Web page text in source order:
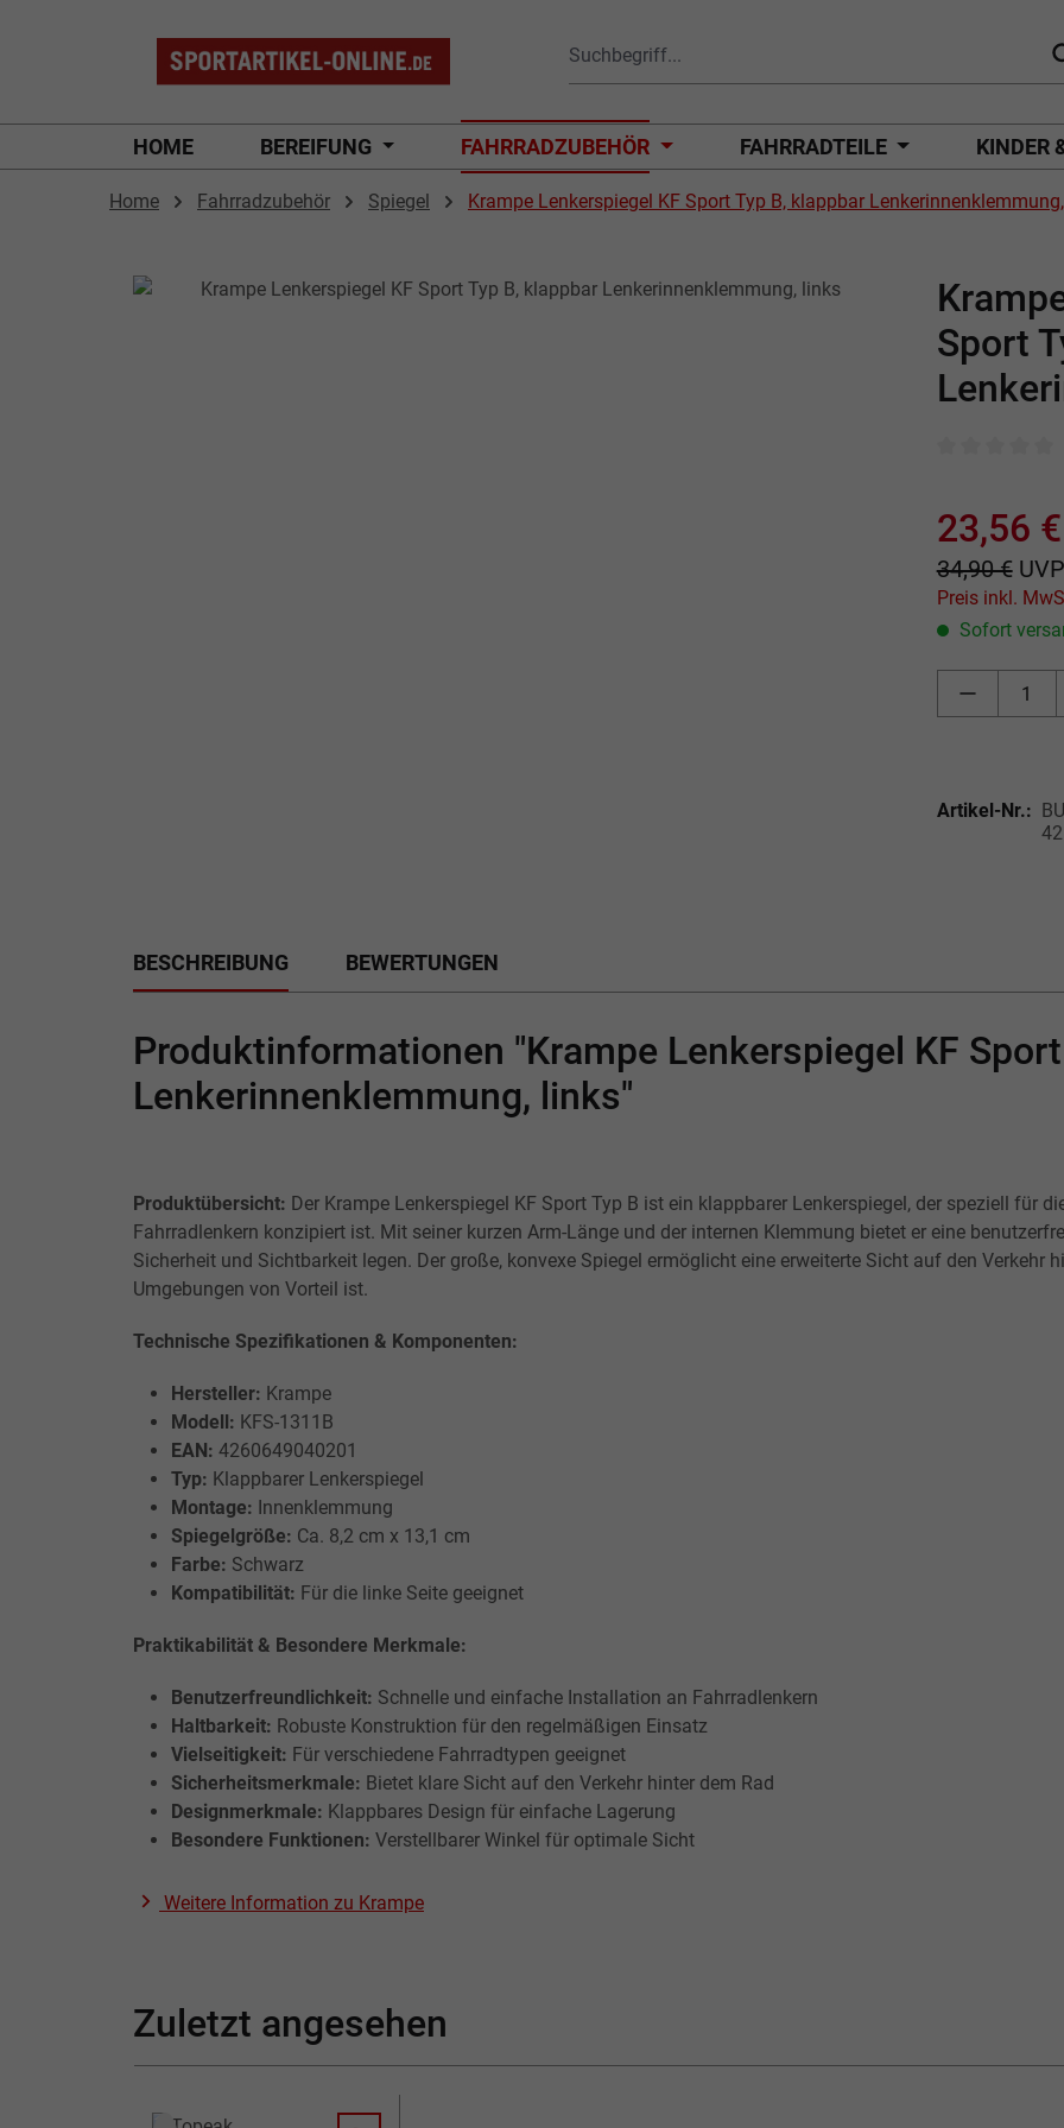
HOME BEREIFUNG FAHRRADZUBEHÖR FAHRRADTEILE KINDER
Home Fahrradzubehör Spiegel
Krampe Lenkerspiegel KF Sport Typ B, klappbar
Sport
23,56 €
34,90 € UVP
Sofort
Artikel-Nr.:
BESCHREIBUNG BEWERTUNGEN
Produktinformationen "Krampe Lenkerspiegel KF
Lenkerinnenklemmung, links"
Produktübersicht: Der Krampe Lenkerspiegel KF Sport Typ B ist ein klappbarer Lenkerspiegel, der speziell für
Fahrradlenkern konzipiert ist. Mit seiner kurzen Arm-Länge und der internen Klemmung bietet er eine
Sicherheit und Sichtbarkeit legen. Der große, konvexe Spiegel ermöglicht eine erweiterte Sicht auf den Verkehr
Umgebungen von Vorteil ist.
Technische Spezifikationen & Komponenten:
Hersteller: Krampe
Modell: KFS-1311B
EAN: 4260649040201
Typ: Klappbarer Lenkerspiegel
Montage: Innenklemmung
Spiegelgröße: Ca. 8,2 cm x 13,1 cm
Farbe: Schwarz
Kompatibilität: Für die linke Seite geeignet
Praktikabilität & Besondere Merkmale:
Benutzerfreundlichkeit: Schnelle und einfache Installation an Fahrradlenkern
Haltbarkeit: Robuste Konstruktion für den regelmäßigen Einsatz
Vielseitigkeit: Für verschiedene Fahrradtypen geeignet
Sicherheitsmerkmale: Bietet klare Sicht auf den Verkehr hinter dem Rad
Designmerkmale: Klappbares Design für einfache Lagerung
Besondere Funktionen: Verstellbarer Winkel für optimale Sicht
Weitere Information zu Krampe
Zuletzt angesehen